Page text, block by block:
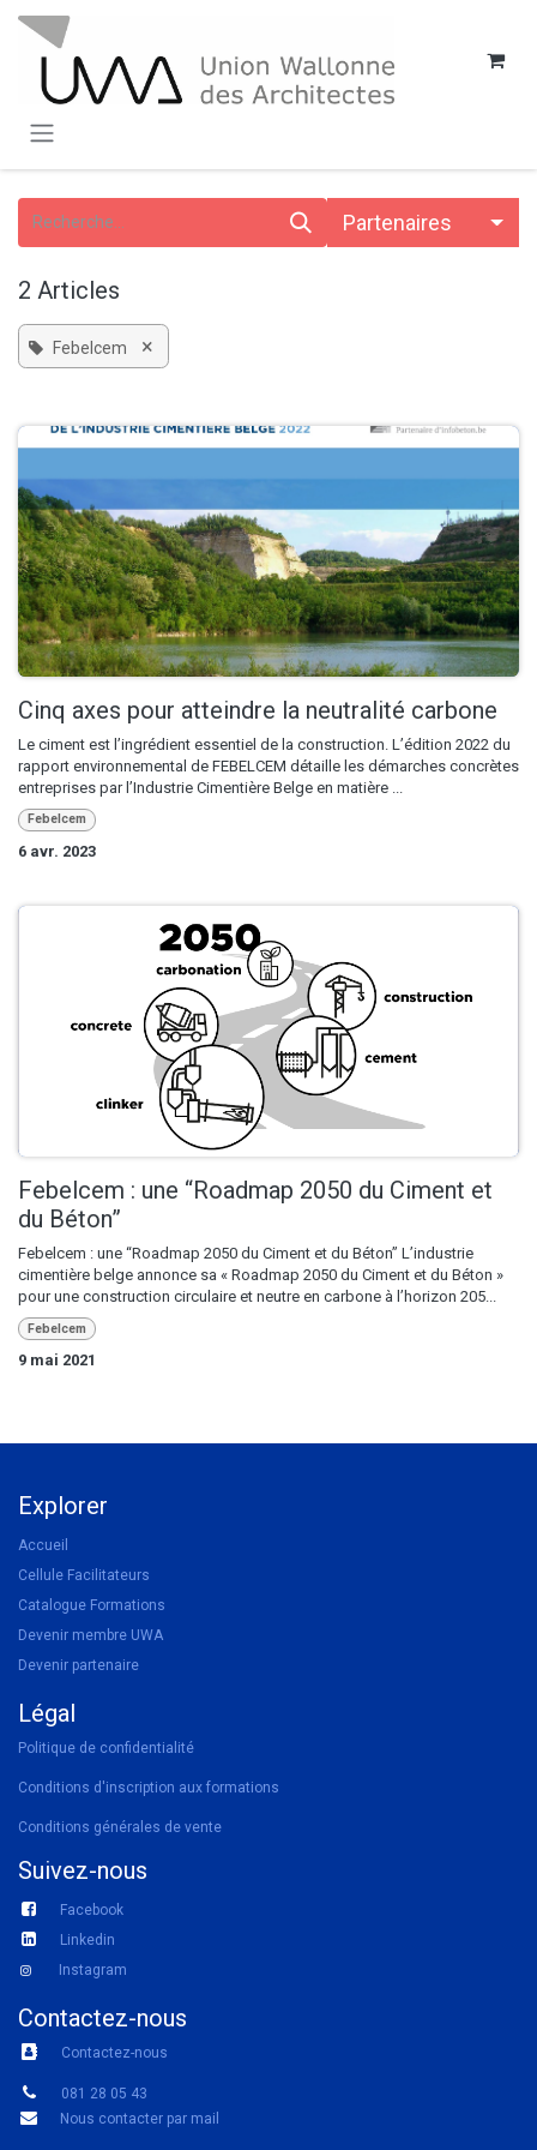
Partenaires
2 Articles
Febelcem ×
Cinq axes pour atteindre la neutralité carbone
Le ciment est l’ingrédient essentiel de la construction. L’édition 2022 du
rapport environnemental de FEBELCEM détaille les démarches concrètes
entreprises par l’Industrie Cimentière Belge en matière ...
Febelcem
6 avr. 2023
Febelcem : une “Roadmap 2050 du Ciment et
du Béton”
Febelcem : une “Roadmap 2050 du Ciment et du Béton” L’industrie
cimentière belge annonce sa « Roadmap 2050 du Ciment et du Béton »
pour une construction circulaire et neutre en carbone à l’horizon 205...
Febelcem
9 mai 2021
Explorer
Accueil
Cellule Facilitateurs
Catalogue Formations
Devenir membre UWA
Devenir partenaire
Légal
Politique de confidentialité
Conditions d'inscription aux formations
Conditions générales de vente
Suivez-nous
Facebook
Linkedin
Instagram
Contactez-nous
Contactez-nous
081 28 05 43
Nous contacter par mail